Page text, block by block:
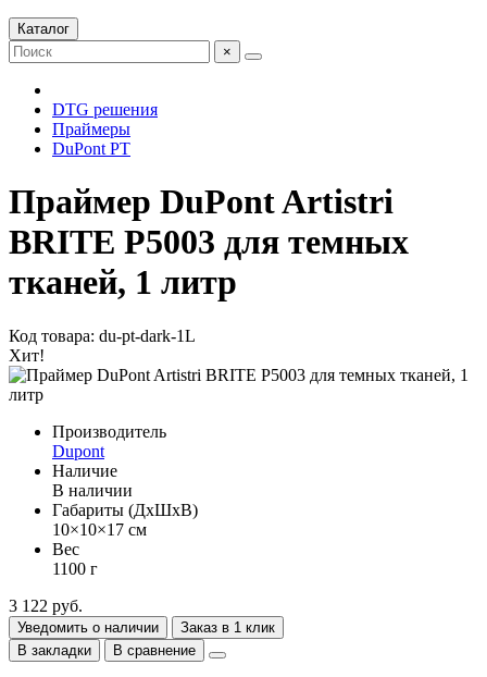
Каталог
×
DTG решения
Праймеры
DuPont PT
Праймер DuPont Artistri
BRITE P5003 для темных
тканей, 1 литр
Код товара: du-pt-dark-1L
Хит!
Производитель
Dupont
Наличие
В наличии
Габариты (ДхШхВ)
10×10×17 см
Вес
1100 г
3 122 руб.
Уведомить о наличии
Заказ в 1 клик
В закладки
В сравнение